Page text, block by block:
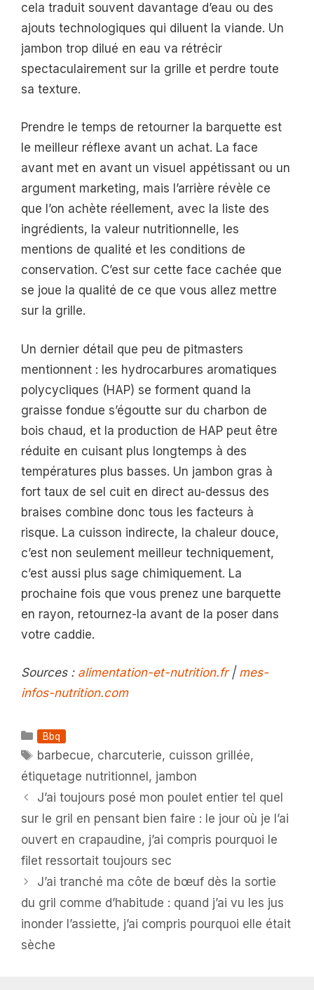
cela traduit souvent davantage d’eau ou des
ajouts technologiques qui diluent la viande. Un
jambon trop dilué en eau va rétrécir
spectaculairement sur la grille et perdre toute
sa texture.
Prendre le temps de retourner la barquette est
le meilleur réflexe avant un achat. La face
avant met en avant un visuel appétissant ou un
argument marketing, mais l’arrière révèle ce
que l’on achète réellement, avec la liste des
ingrédients, la valeur nutritionnelle, les
mentions de qualité et les conditions de
conservation. C’est sur cette face cachée que
se joue la qualité de ce que vous allez mettre
sur la grille.
Un dernier détail que peu de pitmasters
mentionnent : les hydrocarbures aromatiques
polycycliques (HAP) se forment quand la
graisse fondue s’égoutte sur du charbon de
bois chaud, et la production de HAP peut être
réduite en cuisant plus longtemps à des
températures plus basses. Un jambon gras à
fort taux de sel cuit en direct au-dessus des
braises combine donc tous les facteurs à
risque. La cuisson indirecte, la chaleur douce,
c’est non seulement meilleur techniquement,
c’est aussi plus sage chimiquement. La
prochaine fois que vous prenez une barquette
en rayon, retournez-la avant de la poser dans
votre caddie.
Sources : alimentation-et-nutrition.fr| mes-
infos-nutrition.com
Catégories
Bbq
Étiquettes
barbecue, charcuterie, cuisson grillée,
étiquetage nutritionnel , jambon
J’ai toujours posé mon poulet entier tel quel
sur le gril en pensant bien faire : le jour où je l’ai
ouvert en crapaudine, j’ai compris pourquoi le
filet ressortait toujours sec
J’ai tranché ma côte de bœuf dès la sortie
du gril comme d’habitude : quand j’ai vu les jus
inonder l’assiette, j’ai compris pourquoi elle était
sèche